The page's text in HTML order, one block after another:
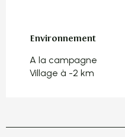
Environnement
Environnement
A la campagne
Village à -2 km